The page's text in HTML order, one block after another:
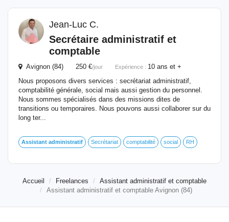
Jean-Luc C.
Secrétaire administratif et
comptable
Avignon (84) 250 €/jour Expérience : 10 ans et +
Nous proposons divers services : secrétariat administratif,
comptabilité générale, social mais aussi gestion du personnel.
Nous sommes spécialisés dans des missions dites de
transitions ou temporaires. Nous pouvons aussi collaborer sur du
long ter...
Assistant administratif Secrétariat comptabilité social RH
Accueil Freelances
Assistant administratif et comptable
Assistant administratif et comptable Avignon (84)